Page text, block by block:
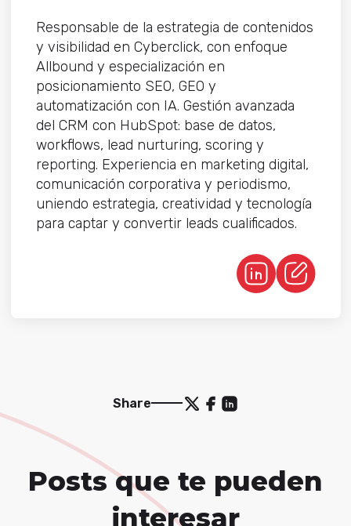
Responsable de la estrategia de contenidos
y visibilidad en Cyberclick, con enfoque
Allbound y especialización en
posicionamiento SEO, GEO y
automatización con IA. Gestión avanzada
del CRM con HubSpot: base de datos,
workflows, lead nurturing, scoring y
reporting. Experiencia en marketing digital,
comunicación corporativa y periodismo,
uniendo estrategia, creatividad y tecnología
para captar y convertir leads cualificados.
Share
Posts que te pueden
interesar